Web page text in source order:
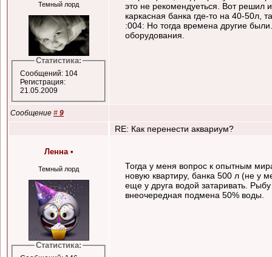
Темный лорд
Статистика:
Сообщений: 104
Регистрация:
21.05.2009
это не рекомендуеться. Вот решил
каркасная банка где-то на 40-50л,
:004: Но тогда времена другие
оборудования.
Сообщение # 9
RE: Как перенести аквариум?
Ленна •
Темный лорд
Статистика:
Тогда у меня вопрос к опытным
новую квартиру, банка 500 л (не у
еще у друга водой затаривать.
внеочередная подмена 50% воды.